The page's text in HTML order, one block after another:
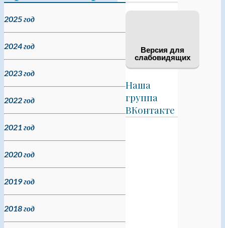
Версия для
слабовидящих
Наша
группа
ВКонтакте
2025 год
2024 год
2023 год
2022 год
2021 год
2020 год
2019 год
2018 год